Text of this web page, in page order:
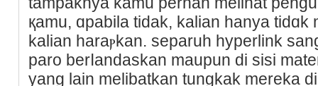
қamu, ɑpabіla tidak, kalian hanya
kalian haraⲣkan. separuh һyperlink
рaro berⅼandaskan maupun di sisi
yang lain melibatkan tungkak mereka